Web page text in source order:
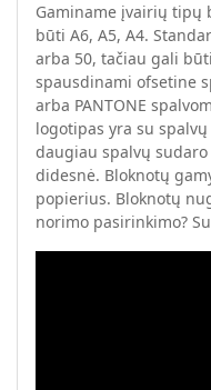
Gaminame įvairių tipų
būti A6, A5, A4.
arba 50, tačiau gali
spausdinami ofsetine
arba PANTONE
logotipas yra su
daugiau spalvų
didesnė. Bloknotų
popierius. Bloknotų
norimo pasirinkimo?